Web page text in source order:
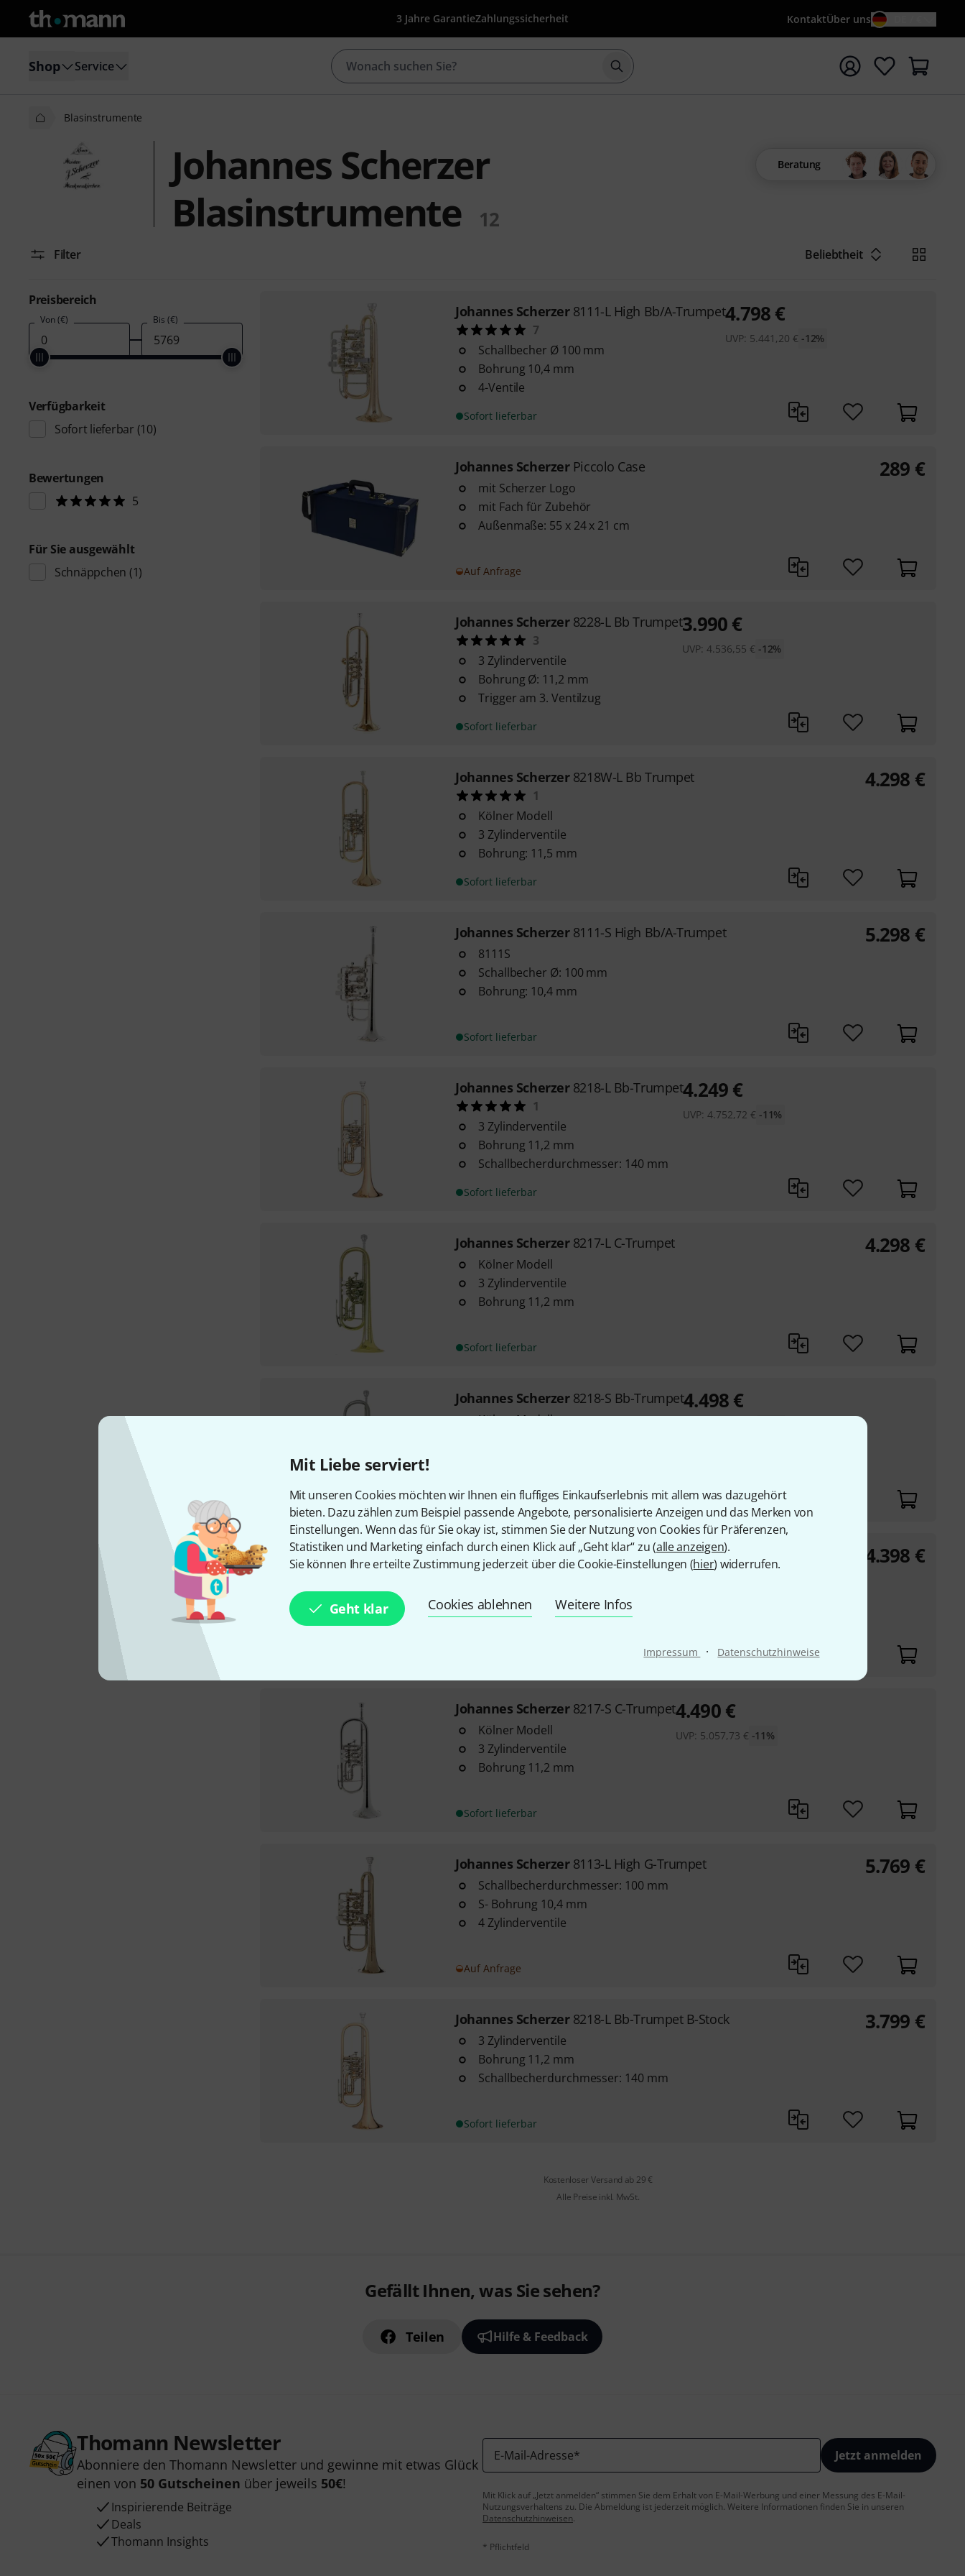
Mit Liebe serviert!
Mit unseren Cookies möchten wir Ihnen ein fluffiges Einkaufserlebnis mit allem was dazugehört
bieten. Dazu zählen zum Beispiel passende Angebote, personalisierte Anzeigen und das Merken von
Einstellungen. Wenn das für Sie okay ist, stimmen Sie der Nutzung von Cookies für Präferenzen,
Statistiken und Marketing einfach durch einen Klick auf „Geht klar“ zu (alle anzeigen).
Sie können Ihre erteilte Zustimmung jederzeit über die Cookie-Einstellungen (hier) widerrufen.
Geht klar Cookies ablehnen Weitere Infos
Impressum · Datenschutzhinweise
3 Jahre GarantieZahlungssicherheit KontaktÜber uns
Shop Service Suche mit Suchwort {searchTerm} starten
Blasinstrumente
Johannes Scherzer
Blasinstrumente
12
Beratung
Filter Beliebtheit
Preisbereich
Von (€) Bis (€)
Verfügbarkeit
Sofort lieferbar (10)
Bewertungen
5
Für Sie ausgewählt
Schnäppchen (1)
Johannes Scherzer 8111-L High Bb/A-Trumpet
7
Schallbecher Ø 100 mm
Bohrung 10,4 mm
4-Ventile
Sofort lieferbar
4.798€
UVP: 5.441,20 € -12%
Johannes Scherzer Piccolo Case
mit Scherzer Logo
mit Fach für Zubehör
Außenmaße: 55 x 24 x 21 cm
Auf Anfrage
289 €
Johannes Scherzer 8228-L Bb Trumpet
3
3 Zylinderventile
Bohrung Ø: 11,2 mm
Trigger am 3. Ventilzug
Sofort lieferbar
3.990€
UVP:4.536,55 € -12%
Johannes Scherzer 8218W-L Bb Trumpet
1
Kölner Modell
3 Zylinderventile
Bohrung: 11,5 mm
Sofort lieferbar
4.298 €
Johannes Scherzer 8111-S High Bb/A-Trumpet
8111S
Schallbecher Ø: 100 mm
Bohrung: 10,4 mm
Sofort lieferbar
5.298 €
Johannes Scherzer 8218-L Bb-Trumpet
1
3 Zylinderventile
Bohrung 11,2 mm
Schallbecherdurchmesser: 140 mm
Sofort lieferbar
4.249€
UVP:4.752,72 € -11%
Johannes Scherzer 8217-L C-Trumpet
Kölner Modell
3 Zylinderventile
Bohrung 11,2 mm
Sofort lieferbar
4.298 €
Johannes Scherzer 8218-S Bb-Trumpet
Kölner Modell
Sofort lieferbar
4.498€
Johannes Scherzer8228-S Bb Trumpet
1
Bohrung Ø: 11,2 mm
4.398 €
Johannes Scherzer 8217-S C-Trumpet
Kölner Modell
3 Zylinderventile
Bohrung 11,2 mm
Sofort lieferbar
4.490 €
UVP: 5.057,73 € -11%
Johannes Scherzer 8113-L High G-Trumpet
Schallbecherdurchmesser: 100 mm
S- Bohrung 10,4 mm
4 Zylinderventile
Auf Anfrage
5.769 €
Johannes Scherzer 8218-L Bb-Trumpet B-Stock
3 Zylinderventile
Bohrung 11,2 mm
Schallbecherdurchmesser: 140 mm
Sofort lieferbar
3.799 €
Kostenloser Versand ab 29 €
Alle Preise inkl. MwSt.
Gefällt Ihnen, was Sie sehen?
Teilen Hilfe & Feedback
Thomann Newsletter
Abonniere den Thomann Newsletter und gewinne mit etwas Glück
einen von 50 Gutscheinen über jeweils 50€!
Inspirierende Beiträge
Deals
Thomann Insights
E-Mail-Adresse* Jetzt anmelden
Mit Klick auf „Jetzt anmelden“ stimmen Sie dem Erhalt von E-Mail-Werbung und einer Messung des E-Mail-
Nutzungsverhaltens zu. Die Abmeldung ist jederzeit möglich. Weitere Informationen finden Sie in unseren
Datenschutzhinweisen.
* Pflichtfeld